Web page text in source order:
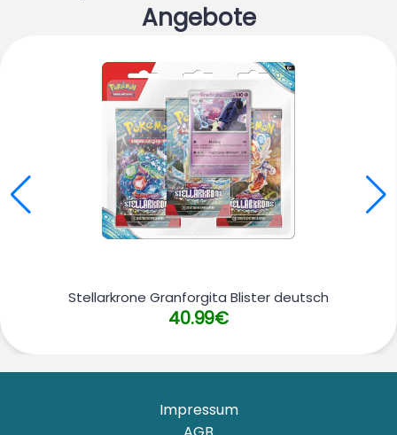
Angebote
Stellarkrone Granforgita Blister deutsch
40.99€
Impressum